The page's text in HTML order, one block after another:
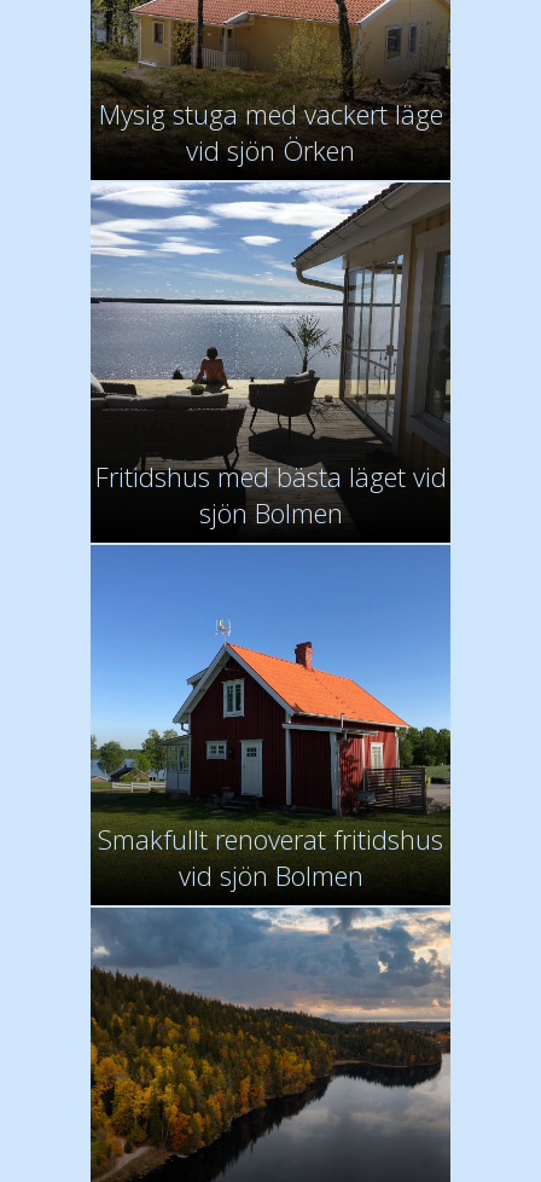
Mysig stuga med vackert läge
vid sjön Örken
Fritidshus med bästa läget vid
sjön Bolmen
Smakfullt renoverat fritidshus
vid sjön Bolmen